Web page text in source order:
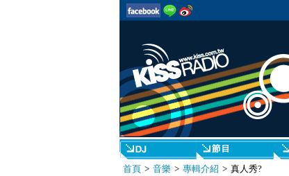
首頁> 音樂> 專輯介紹 > 真人秀?